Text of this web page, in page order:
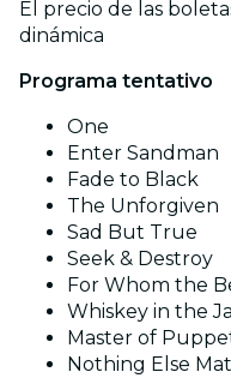
El precio de las
dinámica
Programa tentativo
One
Enter Sandman
Fade to Black
The Unforgiven
Sad But True
Seek & Destroy
For Whom the
Whiskey in the
Master of
Nothing Else